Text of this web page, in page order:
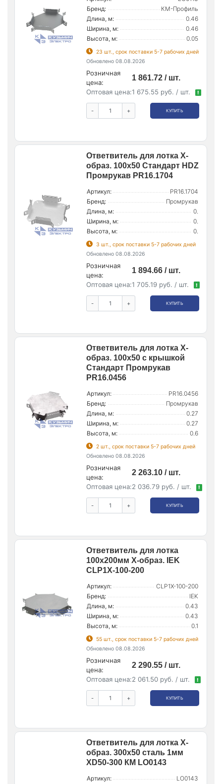
Бренд:
КМ-Профиль
Длина, м:
0.46
Ширина, м:
0.46
Высота, м:
0.05
23 шт., срок поставки 5-7 рабочих дней
Обновлено 08.08.2026
Розничная
цена:
1 861.72 / шт.
Оптовая цена:1 675.55 руб. / шт. !
- + КУПИТЬ
Ответвитель для лотка Х-
образ. 100х50 Стандарт HDZ
Промрукав PR16.1704
Артикул:
PR16.1704
Бренд:
Промрукав
Длина, м:
0.
Ширина, м:
0.
Высота, м:
0.
3 шт., срок поставки 5-7 рабочих дней
Обновлено 08.08.2026
Розничная
цена:
1 894.66 / шт.
Оптовая цена:1 705.19 руб. / шт. !
- + КУПИТЬ
Ответвитель для лотка Х-
образ. 100х50 с крышкой
Стандарт Промрукав
PR16.0456
Артикул:
PR16.0456
Бренд:
Промрукав
Длина, м:
0.27
Ширина, м:
0.27
Высота, м:
0.6
2 шт., срок поставки 5-7 рабочих дней
Обновлено 08.08.2026
Розничная
цена:
2 263.10 / шт.
Оптовая цена:2 036.79 руб. / шт. !
- + КУПИТЬ
Ответвитель для лотка
100х200мм Х-образ. IEK
CLP1X-100-200
Артикул:
CLP1X-100-200
Бренд:
IEK
Длина, м:
0.43
Ширина, м:
0.43
Высота, м:
0.1
55 шт., срок поставки 5-7 рабочих дней
Обновлено 08.08.2026
Розничная
цена:
2 290.55 / шт.
Оптовая цена:2 061.50 руб. / шт. !
- + КУПИТЬ
Ответвитель для лотка Х-
образ. 300х50 сталь 1мм
XD50-300 КМ LO0143
Артикул:
LO0143